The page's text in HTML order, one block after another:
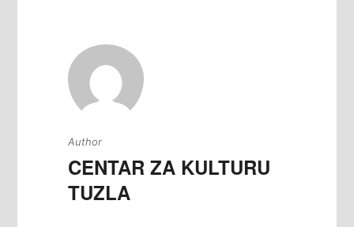
Author
CENTAR ZA KULTURU
TUZLA